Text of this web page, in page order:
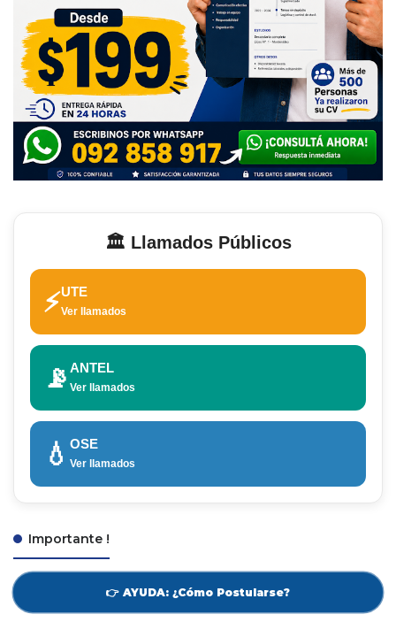
🏛️ Llamados Públicos
⚡UTE
Ver llamados
📡 ANTEL
Ver llamados
💧 OSE
Ver llamados
Importante !
👉 AYUDA: ¿Cómo Postularse?